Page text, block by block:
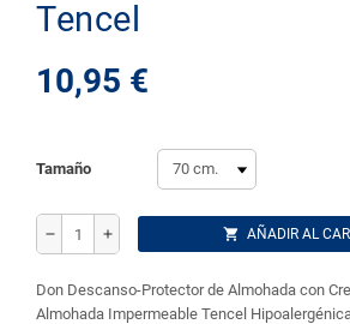
Tencel
10,95 €
Tamaño
remove add shopping_cart AÑADIR AL
Don Descanso-Protector de Almohada con
Almohada Impermeable Tencel